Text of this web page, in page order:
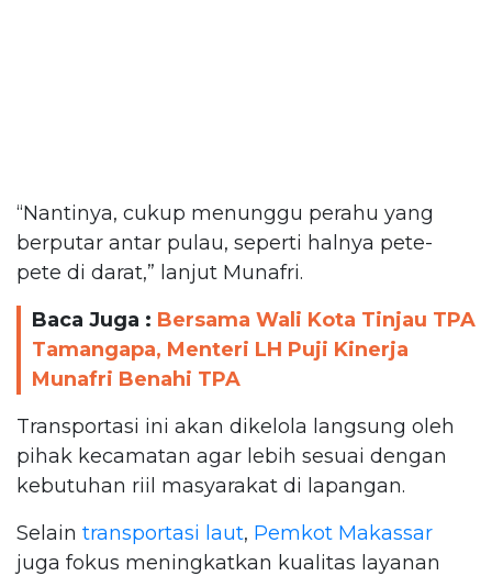
“Nantinya, cukup menunggu perahu yang
berputar antar pulau, seperti halnya pete-
pete di darat,” lanjut Munafri.
Baca Juga : Bersama Wali Kota Tinjau TPA
Tamangapa, Menteri LH Puji Kinerja
Munafri Benahi TPA
Transportasi ini akan dikelola langsung oleh
pihak kecamatan agar lebih sesuai dengan
kebutuhan riil masyarakat di lapangan.
Selain transportasi laut, Pemkot Makassar
juga fokus meningkatkan kualitas layanan